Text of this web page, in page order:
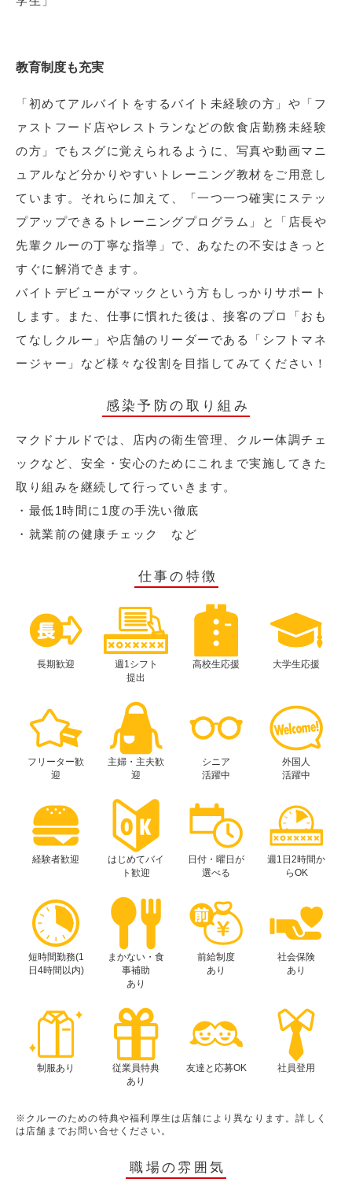
教育制度も充実
「初めてアルバイトをするバイト未経験の方」や「フ
ァストフード店やレストランなどの飲食店勤務未経験
の方」でもスグに覚えられるように、写真や動画マニ
ュアルなど分かりやすいトレーニング教材をご用意し
ています。それらに加えて、「一つ一つ確実にステッ
プアップできるトレーニングプログラム」と「店長や
先輩クルーの丁寧な指導」で、あなたの不安はきっと
すぐに解消できます。
バイトデビューがマックという方もしっかりサポート
します。また、仕事に慣れた後は、接客のプロ「おも
てなしクルー」や店舗のリーダーである「シフトマネ
ージャー」など様々な役割を目指してみてください！
感染予防の取り組み
マクドナルドでは、店内の衛生管理、クルー体調チェ
ックなど、安全・安心のためにこれまで実施してきた
取り組みを継続して行っていきます。
・最低1時間に1度の手洗い徹底
・就業前の健康チェック など
仕事の特徴
長期歓迎
週1シフト
提出
高校生応援 大学生応援
フリーター歓
迎
主婦・主夫歓
迎
シニア
活躍中
外国人
活躍中
経験者歓迎
はじめてバイ
ト歓迎
日付・曜日が
選べる
週1日2時間か
らOK
短時間勤務(1
日4時間以内)
まかない・食
事補助
あり
前給制度
あり
社会保険
あり
制服あり
従業員特典
あり
友達と応募OK 社員登用
※クルーのための特典や福利厚生は店舗により異なります。詳しく
は店舗までお問い合せください。
職場の雰囲気